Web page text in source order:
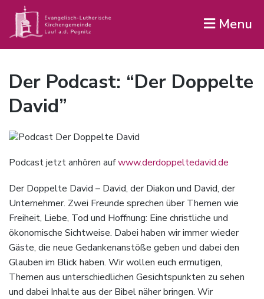
Menu
Der Podcast: “Der Doppelte
David”
Podcast jetzt anhören aufwww.derdoppeltedavid.de
Der Doppelte David – David, der Diakon und David, der
Unternehmer. Zwei Freunde sprechen über Themen wie
Freiheit, Liebe, Tod und Hoffnung: Eine christliche und
ökonomische Sichtweise. Dabei haben wir immer wieder
Gäste, die neue Gedankenanstöße geben und dabei den
Glauben im Blick haben. Wir wollen euch ermutigen,
Themen aus unterschiedlichen Gesichtspunkten zu sehen
und dabei Inhalte aus der Bibel näher bringen. Wir